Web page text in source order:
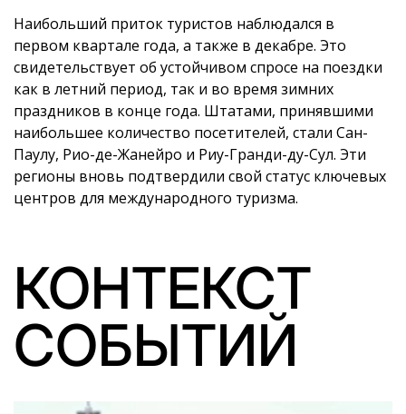
Наибольший приток туристов наблюдался в
первом квартале года, а также в декабре. Это
свидетельствует об устойчивом спросе на поездки
как в летний период, так и во время зимних
праздников в конце года. Штатами, принявшими
наибольшее количество посетителей, стали Сан-
Паулу, Рио-де-Жанейро и Риу-Гранди-ду-Сул. Эти
регионы вновь подтвердили свой статус ключевых
центров для международного туризма.
КОНТЕКСТ
СОБЫТИЙ